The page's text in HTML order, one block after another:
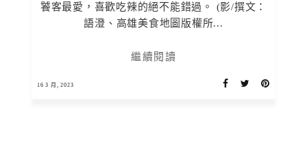
饕客最愛，喜歡吃辣的絕不能錯過。 (影/撰文：
語澄、高雄美食地圖版權所...
繼續閱讀
16 3 月, 2023